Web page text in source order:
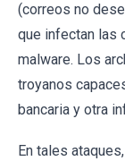
(correos no
que infectan las
malware. Los
troyanos
bancaria y otra
En tales